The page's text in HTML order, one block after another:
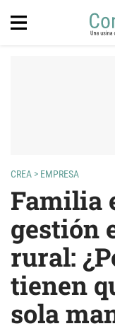
CREA > EMPRESA
Familia
gestión
rural:
tienen
sola